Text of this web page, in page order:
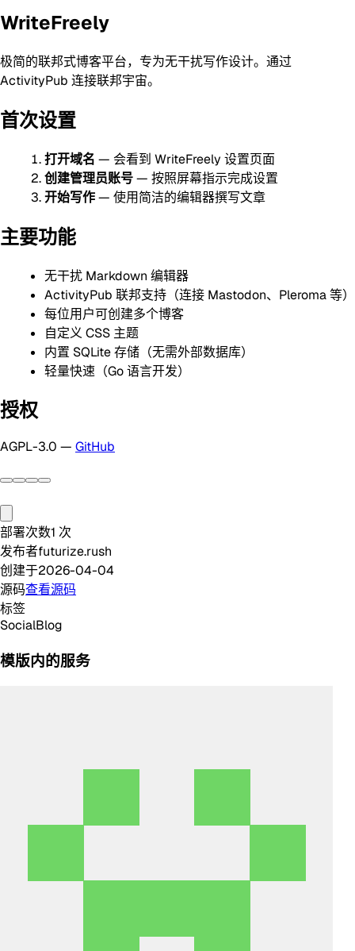
WriteFreely
极简的联邦式博客平台，专为无干扰写作设计。通过
ActivityPub 连接联邦宇宙。
首次设置
打开域名 — 会看到 WriteFreely 设置页面
创建管理员账号— 按照屏幕指示完成设置
开始写作— 使用简洁的编辑器撰写文章
主要功能
无干扰 Markdown 编辑器
ActivityPub 联邦支持（连接 Mastodon、Pleroma 等）
每位用户可创建多个博客
自定义 CSS 主题
内置 SQLite 存储（无需外部数据库）
轻量快速（Go 语言开发）
授权
AGPL-3.0 — GitHub
部署次数1 次
发布者futurize.rush
创建于2026-04-04
源码查看源码
标签
SocialBlog
模版内的服务